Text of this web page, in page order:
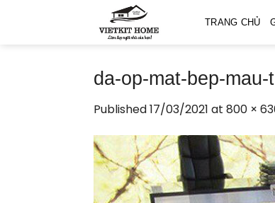
TRANG CHỦ
da-op-mat-bep-
Published17/03/2021 at 800 ×